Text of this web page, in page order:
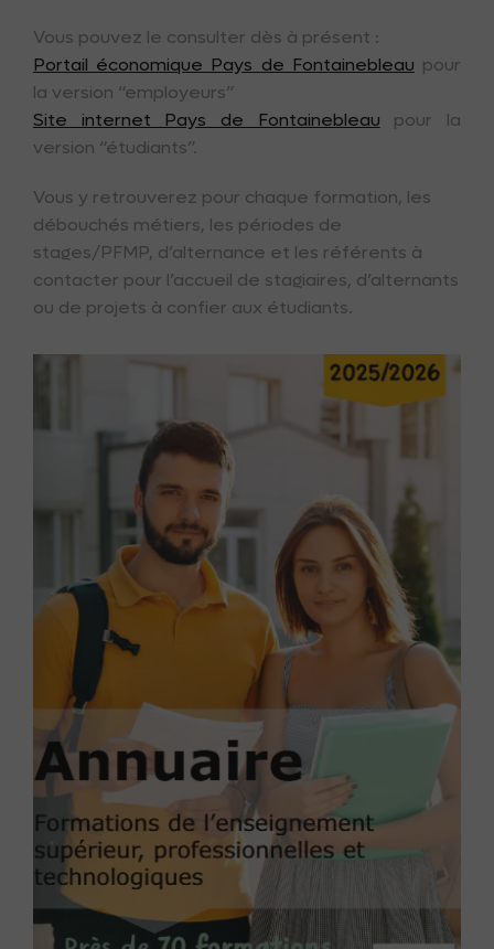
Vous pouvez le consulter dès à présent :
Portail économique Pays de Fontainebleau pour
la version “employeurs”
Site internet Pays de Fontainebleau pour la
version “étudiants”.
Vous y retrouverez pour chaque formation, les
débouchés métiers, les périodes de
stages/PFMP, d’alternance et les référents à
contacter pour l’accueil de stagiaires, d’alternants
ou de projets à confier aux étudiants.